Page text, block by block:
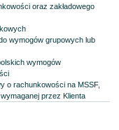
oraz zakładowego
wymogów grupowych lub
wymogów
o rachunkowości na MSSF,
przez Klienta